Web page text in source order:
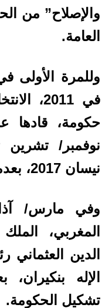
والإصلاح” من
العامة.
وللمرة الأولى
في 2011،
حكومة، قادها
نيسان 2017، بعدما تصدر انتخابات 2016.
المغربي،
الدين العثماني
الإله
تشكيل الحكومة.